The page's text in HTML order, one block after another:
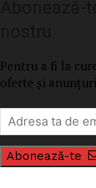
Pentru a fi la
oferte și
Abonează-te